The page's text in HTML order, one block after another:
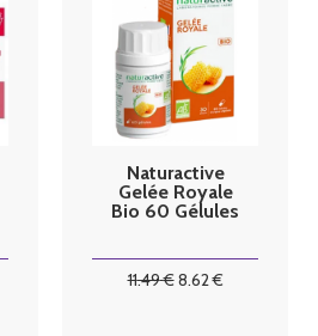
Naturactive
Gelée Royale
Bio 60 Gélules
11.49€8.62€